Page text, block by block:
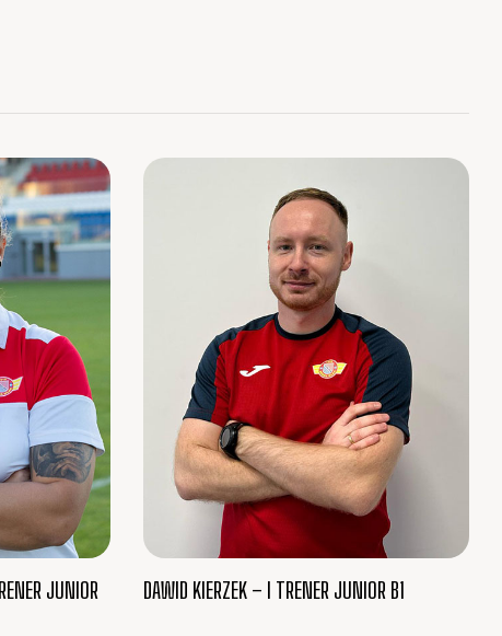
JUNIOR
DAWID KIERZEK – I TRENER JUNIOR B1